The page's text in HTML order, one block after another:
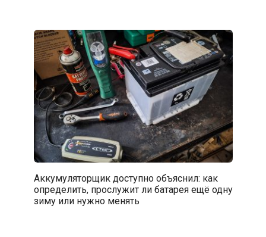
Аккумуляторщик доступно объяснил: как
определить, прослужит ли батарея ещё одну
зиму или нужно менять